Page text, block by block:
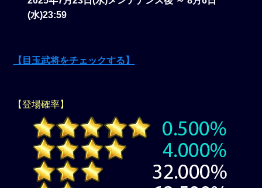
(水)23:59
【目玉武将をチェックする】
【登場確率】